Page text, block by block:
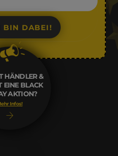
HÄNDLER &
EINE BLACK
AKTION?
Infos!
BIN DABEI!